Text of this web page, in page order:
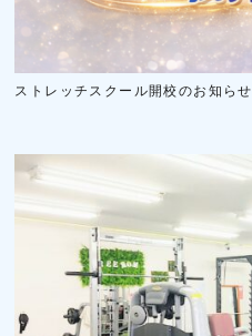
ストレッチスクール開校のお知らせ